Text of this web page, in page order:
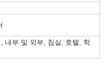
내부 및 외부, 침실, 호텔, 학